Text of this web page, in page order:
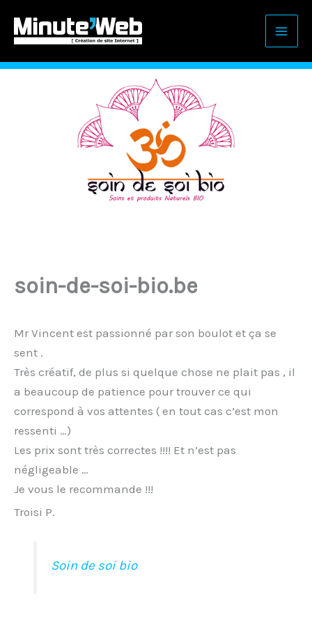
contenu
soin-de-soi-bio.be
Mr Vincent est passionné par son boulot et ça se
sent .
Très créatif, de plus si quelque chose ne plait pas , il
a beaucoup de patience pour trouver ce qui
correspond à vos attentes ( en tout cas c’est mon
ressenti …)
Les prix sont très correctes !!!! Et n’est pas
négligeable …
Je vous le recommande !!!
Troisi P.
Soin de soi bio